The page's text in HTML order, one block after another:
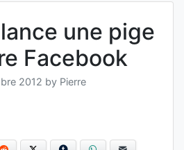
une pige
Facebook
2012 by Pierre